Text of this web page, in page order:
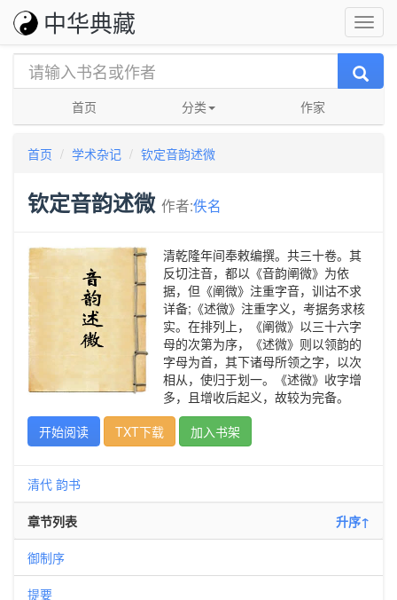
中华典藏
首页 分类 作家
首页 学术杂记 钦定音韵述微
钦定音韵述微 作者:佚名
清乾隆年间奉敕编撰。共三十卷。其
反切注音，都以《音韵阐微》为依
据，但《阐微》注重字音，训诂不求
详备;《述微》注重字义，考据务求核
实。在排列上，《阐微》以三十六字
母的次第为序，《述微》则以领韵的
字母为首，其下诸母所领之字，以次
相从，使归于划一。《述微》收字增
多，且增收后起义，故较为完备。
开始阅读
TXT下载 加入书架
清代 韵书
章节列表 升序↑
御制序
提要